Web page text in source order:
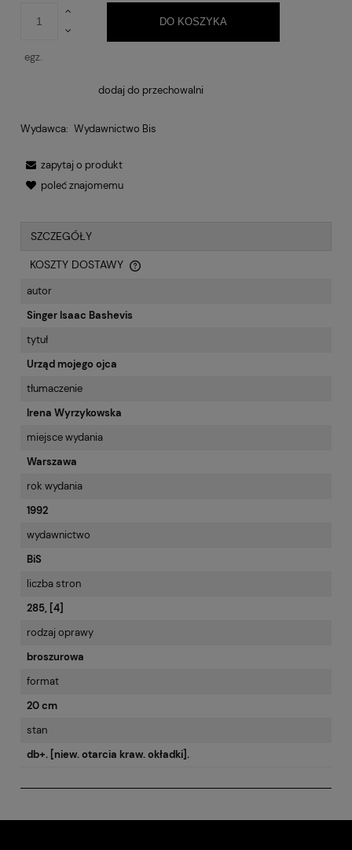
egz.
DO KOSZYKA
dodaj do przechowalni
Wydawca: Wydawnictwo Bis
zapytaj o produkt
poleć znajomemu
SZCZEGÓŁY
KOSZTY DOSTAWY
CENA NIE ZAWIERA EWENTUALNYCH KOSZTÓW PŁATNOŚCI
autor
Singer Isaac Bashevis
tytuł
Urząd mojego ojca
tłumaczenie
Irena Wyrzykowska
miejsce wydania
Warszawa
rok wydania
1992
wydawnictwo
BiS
liczba stron
285, [4]
rodzaj oprawy
broszurowa
format
20 cm
stan
db+. [niew. otarcia kraw. okładki].